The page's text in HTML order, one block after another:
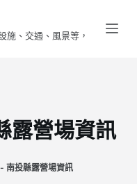
施、交通、風景等，
露營場資訊
南投縣露營場資訊